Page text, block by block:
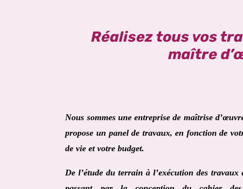
Réalisez tous vos
maître
Nous sommes une entreprise de maîtrise
propose un panel de travaux, en fonction de
de vie et votre budget.
De l’étude du terrain à l’exécution des travaux